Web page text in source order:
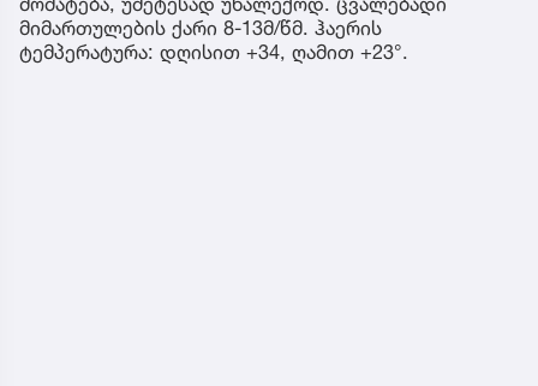
მიმართულების ქარი 8-13მ/წმ. ჰაერის
ტემპერატურა: დღისით +34, ღამით +23°.